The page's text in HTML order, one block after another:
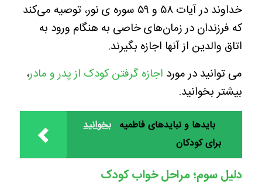
خداوند در آیات ۵۸ و ۵۹ سوره ی نور، توصیه می‌کند
که فرزندان در زمان‌های خاصی به هنگام ورود به
اتاق والدین از آنها اجازه بگیرند.
می توانید در مورد اجازه گرفتن کودک از پدر و مادر،
بیشتر بخوانید.
بخوانید بایدها و نبایدهای فاطمیه
برای کودکان
دلیل سوم؛ مراحل خواب کودک